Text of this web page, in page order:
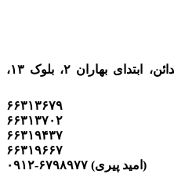
تهران، بازار آهن شادآباد، بلوار مدائن، ابتدای بهاران ۲، بلوک ۱۳،
۶۶۳۱۳۶۷۹
۶۶۳۱۳۷۰۲
۶۶۳۱۹۴۳۷
۶۶۳۱۹۶۶۷
(امید پیری) ۶۷۹۸۹۷۷-۰۹۱۲